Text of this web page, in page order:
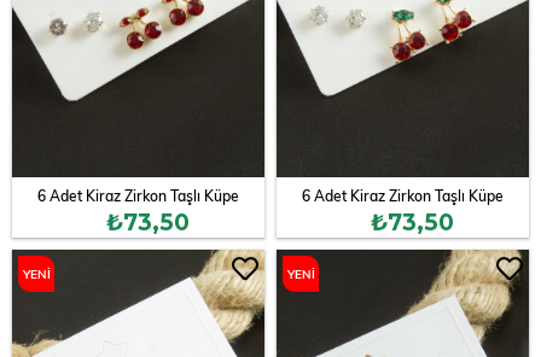
6 Adet Kiraz Zirkon Taşlı Küpe
₺73,50
6 Adet Kiraz Zirkon Taşlı Küpe
₺73,50
YENI YENI